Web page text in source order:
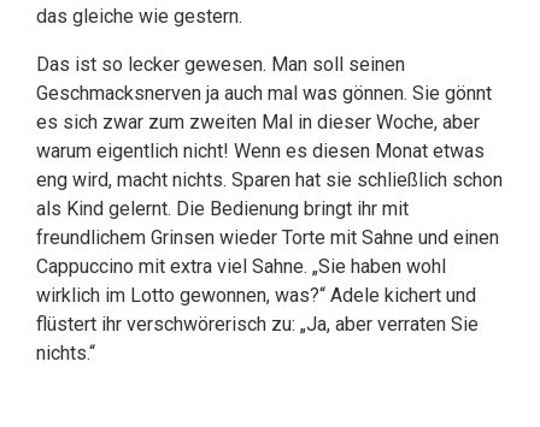
das gleiche wie gestern.
Das ist so lecker gewesen. Man soll seinen
Geschmacksnerven ja auch mal was gönnen. Sie gönnt
es sich zwar zum zweiten Mal in dieser Woche, aber
warum eigentlich nicht! Wenn es diesen Monat etwas
eng wird, macht nichts. Sparen hat sie schließlich schon
als Kind gelernt. Die Bedienung bringt ihr mit
freundlichem Grinsen wieder Torte mit Sahne und einen
Cappuccino mit extra viel Sahne. „Sie haben wohl
wirklich im Lotto gewonnen, was?“ Adele kichert und
flüstert ihr verschwörerisch zu: „Ja, aber verraten Sie
nichts.“